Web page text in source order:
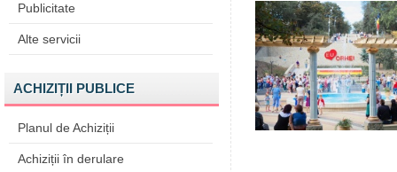
Publicitate
Alte servicii
ACHIZIȚII PUBLICE
Planul de Achiziții
Achiziții în derulare